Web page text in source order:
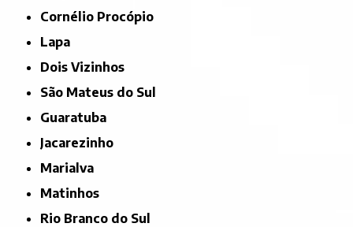
Cornélio Procópio
Lapa
Dois Vizinhos
São Mateus do Sul
Guaratuba
Jacarezinho
Marialva
Matinhos
Rio Branco do Sul